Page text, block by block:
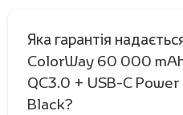
Яка гарантія
ColorWay 60 000
QC3.0 + USB-C
Black?